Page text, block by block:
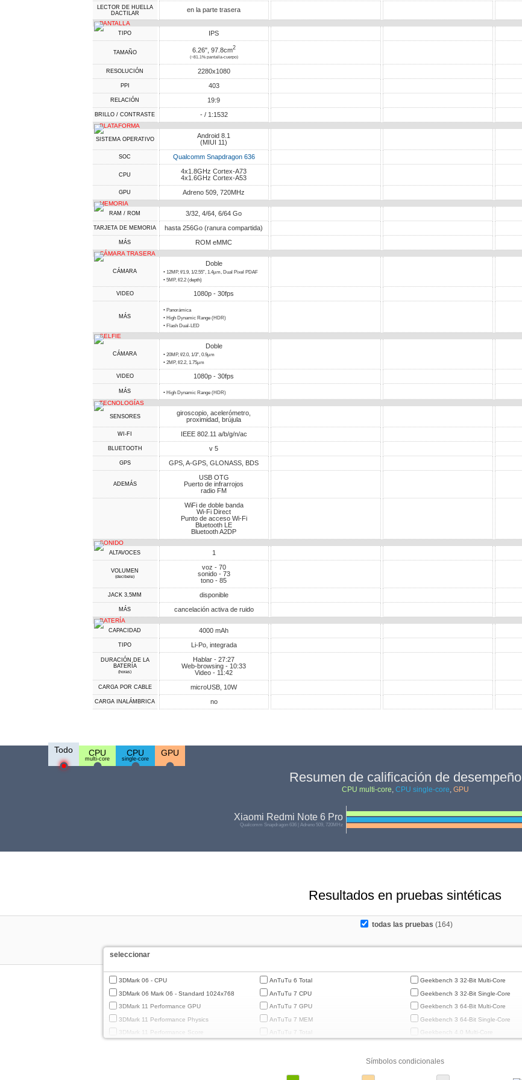
LECTOR DE HUELLA
DACTILAR
en la parte trasera
PANTALLA
TIPO IPS
TAMAÑO 6.26", 97.8cm2
(~81.1% pantalla-cuerpo)
RESOLUCIÓN 2280x1080
PPI 403
RELACIÓN 19:9
BRILLO / CONTRASTE - / 1:1532
PLATAFORMA
SISTEMA OPERATIVO
Android 8.1
(MIUI 11)
SOC Qualcomm Snapdragon 636
CPU
4x1.8GHz Cortex-A73
4x1.6GHz Cortex-A53
GPU Adreno 509, 720MHz
MEMORIA
RAM / ROM 3/32, 4/64, 6/64 Go
TARJETA DE MEMORIA hasta 256Go (ranura compartida)
MÁS ROM eMMC
CÁMARA TRASERA
CÁMARA
Doble
• 12MP, f/1.9, 1/2.55", 1.4µm, Dual Pixel PDAF
• 5MP, f/2.2 (depth)
VIDEO 1080p - 30fps
MÁS
• Panorámica
• High Dynamic Range (HDR)
• Flash Dual-LED
SELFIE
CÁMARA
Doble
• 20MP, f/2.0, 1/3", 0.9µm
• 2MP, f/2.2, 1.75µm
VIDEO 1080p - 30fps
MÁS • High Dynamic Range (HDR)
TECNOLOGÍAS
SENSORES
giroscopio, acelerómetro,
proximidad, brújula
WI-FI IEEE 802.11 a/b/g/n/ac
BLUETOOTH v 5
GPS GPS, A-GPS, GLONASS, BDS
ADEMÁS
USB OTG
Puerto de infrarrojos
radio FM
WiFi de doble banda
Wi-Fi Direct
Punto de acceso Wi-Fi
Bluetooth LE
Bluetooth A2DP
SONIDO
ALTAVOCES 1
VOLUMEN
(decibele)
voz - 70
sonido - 73
tono - 85
JACK 3,5MM disponible
MÁS cancelación activa de ruido
BATERÍA
CAPACIDAD 4000 mAh
TIPO Li-Po, integrada
DURACIÓN DE LA
BATERÍA
(horas)
Hablar - 27:27
Web-browsing - 10:33
Video - 11:42
CARGA POR CABLE microUSB, 10W
CARGA INALÁMBRICA no
Todo CPU
multi-core
CPU
single-core
GPU
Resumen de calificación de desempeño
CPU multi-core, CPU single-core, GPU
Xiaomi Redmi Note 6 Pro
Qualcomm Snapdragon 636 | Adreno 509, 720MHz
Resultados en pruebas sintéticas
todas las pruebas (164)
seleccionar
3DMark 06 - CPU
3DMark 06 Mark 06 - Standard 1024x768
3DMark 11 Performance GPU
3DMark 11 Performance Physics
3DMark 11 Performance Score
AnTuTu 6 Total
AnTuTu 7 CPU
AnTuTu 7 GPU
AnTuTu 7 MEM
AnTuTu 7 Total
Geekbench 3 32-Bit Multi-Core
Geekbench 3 32-Bit Single-Core
Geekbench 3 64-Bit Multi-Core
Geekbench 3 64-Bit Single-Core
Geekbench 4.0 Multi-Core
Geekbench 4.4 Multi-Core
Símbolos condicionales